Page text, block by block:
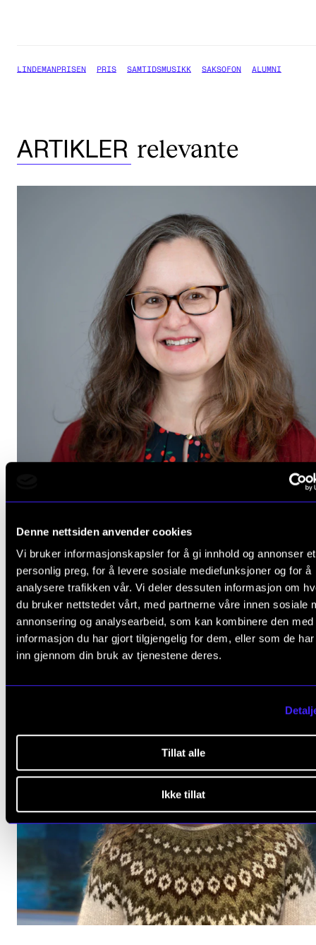
Denne nettsiden anvender cookies
Vi bruker informasjonskapsler for å gi innhold og annonser et
personlig preg, for å levere sosiale mediefunksjoner og for å
analysere trafikken vår. Vi deler dessuten informasjon om
du bruker nettstedet vårt, med partnerne våre innen sosiale
annonsering og analysearbeid, som kan kombinere den med
informasjon du har gjort tilgjengelig for dem, eller som de
inn gjennom din bruk av tjenestene deres.
Tillat alle
Ikke tillat
LINDEMANPRISEN PRIS SAMTIDSMUSIKK SAKSOFON ALUMNI
ARTIKLER relevante
FAGSTOFF
Hva gjør du nå, Aslaug Louise Slette?
22. juni 2026